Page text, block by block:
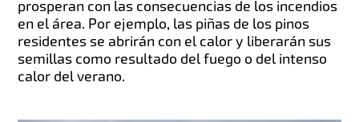
prosperan con las consecuencias de los incendios
en el área. Por ejemplo, las piñas de los pinos
residentes se abrirán con el calor y liberarán sus
semillas como resultado del fuego o del intenso
calor del verano.